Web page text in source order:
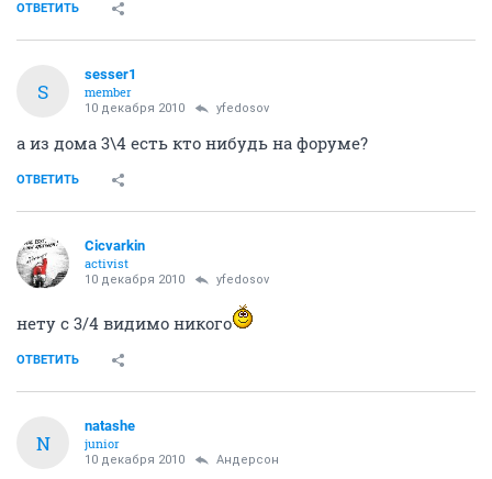
ОТВЕТИТЬ
S
sesser1
member
10 декабря 2010 yfedosov
а из дома 3\4 есть кто нибудь на форуме?
ОТВЕТИТЬ
Cicvarkin
activist
10 декабря 2010 yfedosov
нету с 3/4 видимо никого
ОТВЕТИТЬ
N
natashe
junior
10 декабря 2010 Андерсон